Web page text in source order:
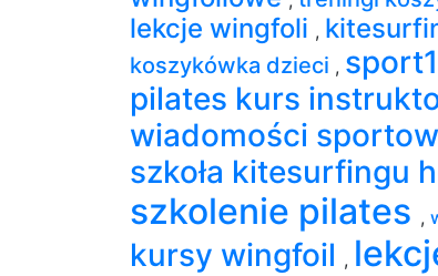
lekcje wingfoli ,
koszykówka dzieci , sport1
pilates kurs
wiadomości
szkoła kitesurfingu
szkolenie pilates ,
kursy wingfoil ,